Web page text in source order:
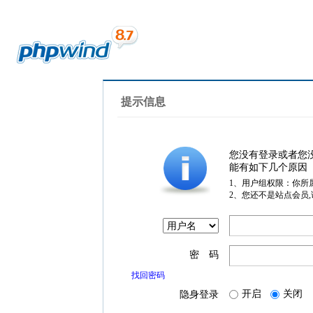
提示信息
您没有登录或者您
能有如下几个原因
1、用户组权限：你所
2、您还不是站点会员
密 码
找回密码
隐身登录 开启 关闭